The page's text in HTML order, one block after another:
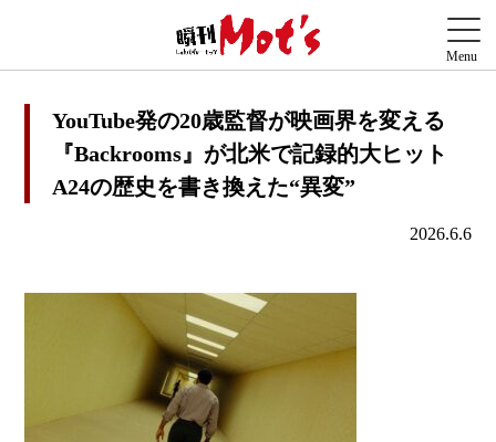
YouTube発の20歳監督が映画界を変える
『Backrooms』が北米で記録的大ヒット
A24の歴史を書き換えた“異変”
2026.6.6